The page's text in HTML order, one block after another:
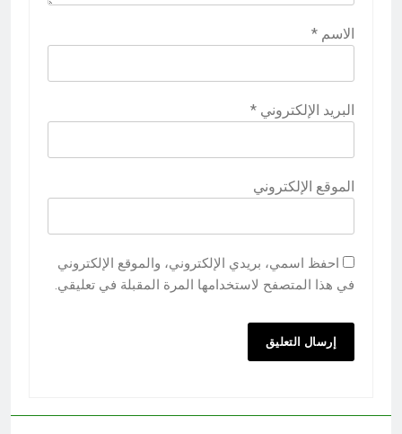
الاسم *
البريد الإلكتروني *
الموقع الإلكتروني
احفظ اسمي، بريدي الإلكتروني، والموقع الإلكتروني
في هذا المتصفح لاستخدامها المرة المقبلة في تعليقي.